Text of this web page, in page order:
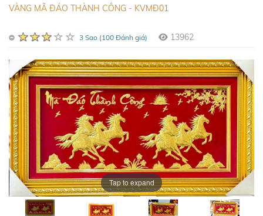
VÀNG MÃ ĐÁO THÀNH CÔNG - KVMĐ01
3 Sao (100 Đánh giá) 13962
Tap to expand